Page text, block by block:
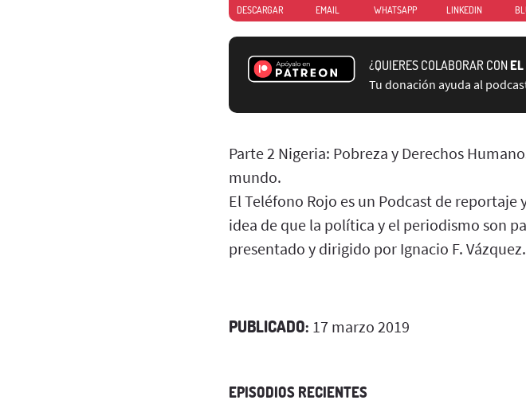
DESCARGAR EMAIL WHATSAPP LINKEDIN
¿QUIERES COLABORAR CONEL
Tu donación ayuda al
Parte 2 Nigeria: Pobreza y Derechos
mundo.
El Teléfono Rojo es un Podcast de
idea de que la política y el periodismo son
presentado y dirigido por Ignacio F. Vázquez.
PUBLICADO: 17 marzo 2019
EPISODIOS RECIENTES